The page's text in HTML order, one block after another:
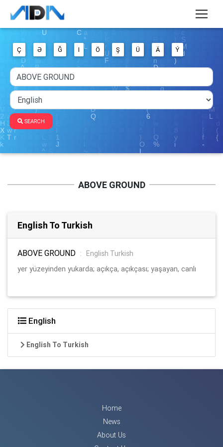
Ç Ə Ğ I Ö Ş Ü Ä Ý
SEARCH
ABOVE GROUND
English To Turkish
ABOVE GROUND :
English Turkish
yer yüzeyinden yukarda; açıkça, açıkçası; yaşayan, canlı
English
English To Turkish
Home
News
About Us